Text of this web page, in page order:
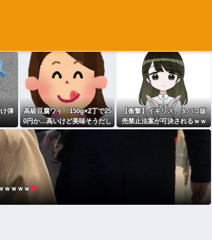
弾
高級豆腐ワイ「150g×2丁で25
0円か…高いけど美味そうだし
一丁買ってみるか！」
【衝撃】イギリス、タバコ販
売禁止法案が可決されるｗｗ
ｗｗｗ
ｗｗｗｗ